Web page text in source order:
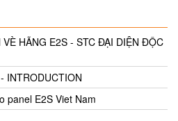
HÃNG E2S - STC ĐẠI DIỆN ĐỘC
INTRODUCTION
panel E2S Viet Nam